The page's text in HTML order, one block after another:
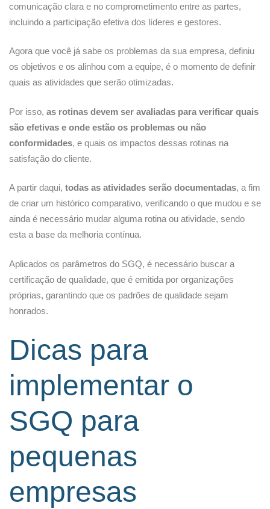
comunicação clara e no comprometimento entre as partes,
incluindo a participação efetiva dos líderes e gestores.
Agora que você já sabe os problemas da sua empresa, definiu
os objetivos e os alinhou com a equipe, é o momento de definir
quais as atividades que serão otimizadas.
Por isso, as rotinas devem ser avaliadas para verificar quais
são efetivas e onde estão os problemas ou não
conformidades, e quais os impactos dessas rotinas na
satisfação do cliente.
A partir daqui, todas as atividades serão documentadas, a fim
de criar um histórico comparativo, verificando o que mudou e se
ainda é necessário mudar alguma rotina ou atividade, sendo
esta a base da melhoria contínua.
Aplicados os parâmetros do SGQ, é necessário buscar a
certificação de qualidade, que é emitida por organizações
próprias, garantindo que os padrões de qualidade sejam
honrados.
Dicas para
implementar o
SGQ para
pequenas
empresas